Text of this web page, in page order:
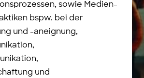
sowie Medien-
bspw. bei der
und -aneignung,
und